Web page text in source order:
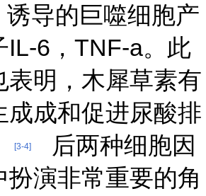
导的巨噬细胞产
IL-6，TNF-a。此
表明，木犀草素有
成成和促进尿酸排
[3-4]
后两种细胞因
扮演非常重要的角